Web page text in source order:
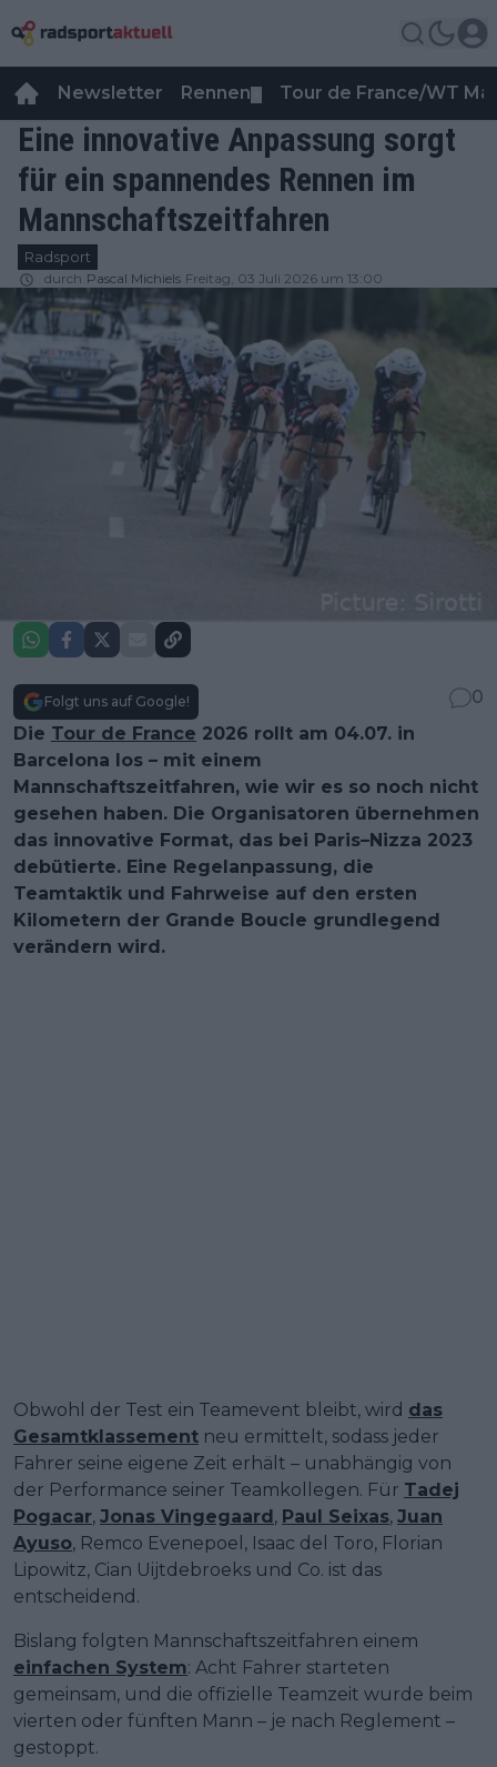
Newsletter Rennen Tour de France/WT
Eine innovative Anpassung sorgt
für ein spannendes Rennen im
Mannschaftszeitfahren
Radsport
durch Pascal Michiels Freitag, 03 Juli 2026 um 13:00
Folgt uns auf Google!
0
Die Tour de France 2026 rollt am 04.07. in
Barcelona los – mit einem
Mannschaftszeitfahren, wie wir es so noch nicht
gesehen haben. Die Organisatoren übernehmen
das innovative Format, das bei Paris–Nizza 2023
debütierte. Eine Regelanpassung, die
Teamtaktik und Fahrweise auf den ersten
Kilometern der Grande Boucle grundlegend
verändern wird.
Obwohl der Test ein Teamevent bleibt, wird das
Gesamtklassement neu ermittelt, sodass jeder
Fahrer seine eigene Zeit erhält – unabhängig von
der Performance seiner Teamkollegen. Für Tadej
Pogacar, Jonas Vingegaard, Paul Seixas, Juan
Ayuso, Remco Evenepoel, Isaac del Toro, Florian
Lipowitz, Cian Uijtdebroeks und Co. ist das
entscheidend.
Bislang folgten Mannschaftszeitfahren einem
einfachen System: Acht Fahrer starteten
gemeinsam, und die offizielle Teamzeit wurde beim
vierten oder fünften Mann – je nach Reglement –
gestoppt.